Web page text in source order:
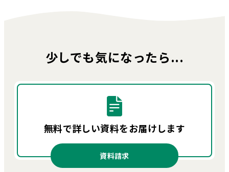
少しでも気になったら...
無料で詳しい資料をお届けします
資料請求